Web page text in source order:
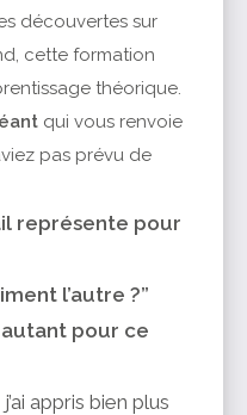
découvertes sur
cette formation
théorique.
qui vous renvoie
pas prévu de
représente pour
l’autre ?”
pour ce
appris bien plus